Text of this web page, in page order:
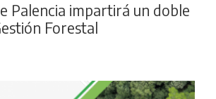
Palencia impartirá un doble
Forestal